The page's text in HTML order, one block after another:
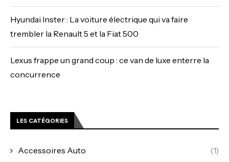
Hyundai Inster : La voiture électrique qui va faire
trembler la Renault 5 et la Fiat 500
Lexus frappe un grand coup : ce van de luxe enterre la
concurrence
LES CATÉGORIES
Accessoires Auto (1)